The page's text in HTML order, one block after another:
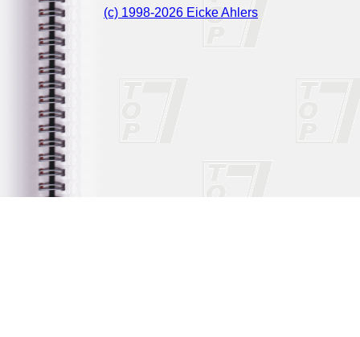
(c) 1998-2026 Eicke Ahlers